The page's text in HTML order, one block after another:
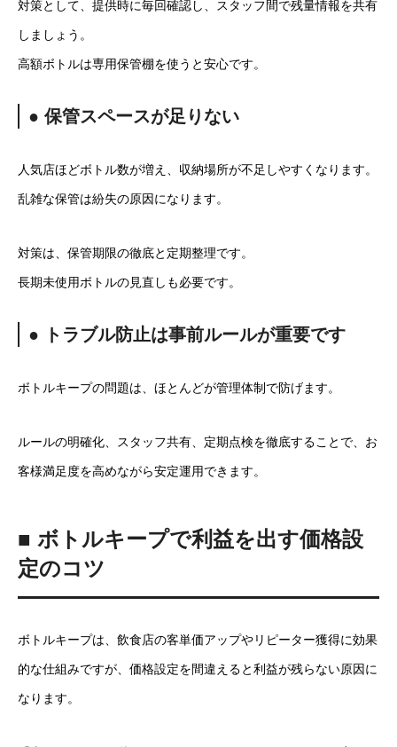
対策として、提供時に毎回確認し、スタッフ間で残量情報を共有
しましょう。
高額ボトルは専用保管棚を使うと安心です。
● 保管スペースが足りない
人気店ほどボトル数が増え、収納場所が不足しやすくなります。
乱雑な保管は紛失の原因になります。
対策は、保管期限の徹底と定期整理です。
長期未使用ボトルの見直しも必要です。
● トラブル防止は事前ルールが重要です
ボトルキープの問題は、ほとんどが管理体制で防げます。
ルールの明確化、スタッフ共有、定期点検を徹底することで、お
客様満足度を高めながら安定運用できます。
■ ボトルキープで利益を出す価格設
定のコツ
ボトルキープは、飲食店の客単価アップやリピーター獲得に効果
的な仕組みですが、価格設定を間違えると利益が残らない原因に
なります。